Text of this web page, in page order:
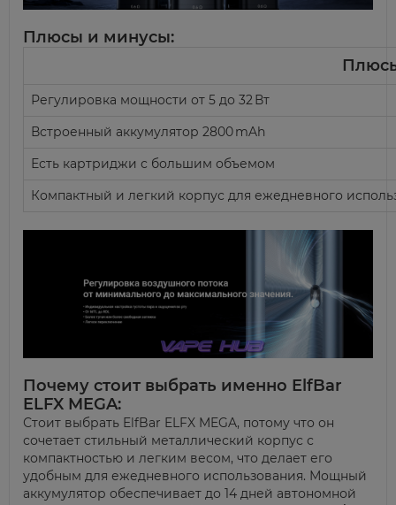
Плюсы и минусы:
Регулировка мощности от 5 до 32 Вт
Встроенный аккумулятор 2800 mAh
Есть картриджи с большим объемом
Компактный и легкий корпус для ежедневного
Почему стоит выбрать именно ElfBar
ELFX MEGA:
Стоит выбрать ElfBar ELFX MEGA, потому что он
сочетает стильный металлический корпус с
компактностью и легким весом, что делает его
удобным для ежедневного использования. Мощный
аккумулятор обеспечивает до 14 дней автономной